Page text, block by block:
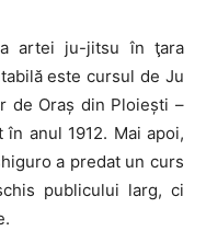
artei ju-jitsu în ţara
este cursul de Ju
de Oraș din Ploiești –
în anul 1912. Mai apoi,
a predat un curs
publicului larg, ci